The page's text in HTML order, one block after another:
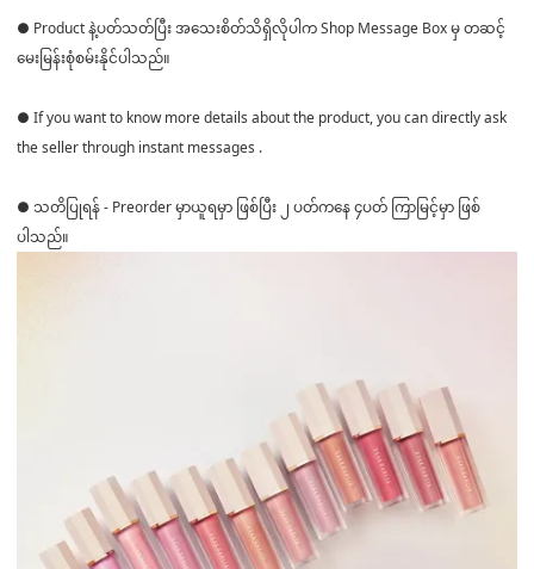
● Product နဲ့ပတ်သတ်ပြီး အသေးစိတ်သိရှိလိုပါက Shop Message Box မှ တဆင့်
မေးမြန်းစုံစမ်းနိုင်ပါသည်။
● If you want to know more details about the product, you can directly ask
the seller through instant messages .
● သတိပြုရန် - Preorder မှာယူရမှာ ဖြစ်ပြီး ၂ ပတ်ကနေ ၄ပတ် ကြာမြင့်မှာ ဖြစ်
ပါသည်။